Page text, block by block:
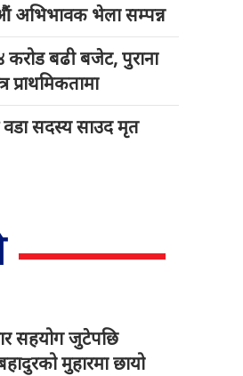
अभिभावक भेला सम्पन्न
बढी बजेट, पुराना
प्राथमिकतामा
सदस्य साउद मृत
सहयोग जुटेपछि
मुहारमा छायो